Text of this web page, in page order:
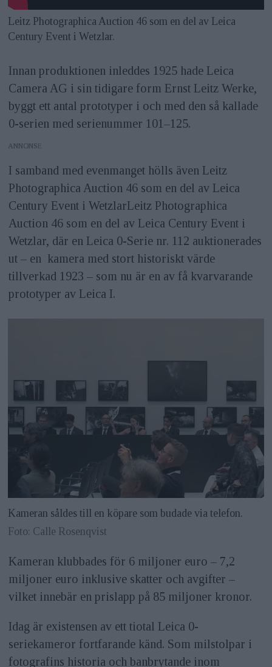
Leitz Photographica Auction 46 som en del av Leica
Century Event i Wetzlar.
Innan produktionen inleddes 1925 hade Leica
Camera AG i sin tidigare form Ernst Leitz Werke,
byggt ett antal prototyper i och med den så kallade
0-serien med serienummer 101–125.
ANNONS
I samband med evenmanget hölls även Leitz
Photographica Auction 46 som en del av Leica
Century Event i WetzlarLeitz Photographica
Auction 46 som en del av Leica Century Event i
Wetzlar, där en Leica 0-Serie nr. 112 auktionerades
ut – en kamera med stort historiskt värde
tillverkad 1923 – som nu är en av få kvarvarande
prototyper av Leica I.
Kameran såldes till en köpare som budade via telefon.
Foto: Calle Rosenqvist
Kameran klubbades för 6 miljoner euro – 7,2
miljoner euro inklusive skatter och avgifter –
vilket innebär en prislapp på 85 miljoner kronor.
Idag är existensen av ett tiotal Leica 0-
seriekameror fortfarande känd. Som milstolpar i
fotografins historia och banbrytande inom